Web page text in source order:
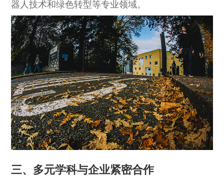
器人技术和绿色转型等专业领域。
三、多元学科与企业紧密合作